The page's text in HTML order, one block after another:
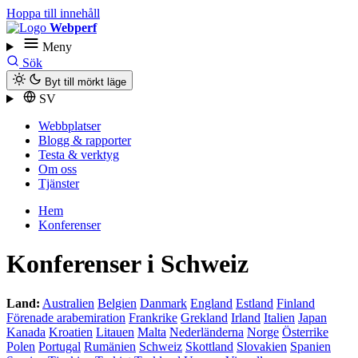
Hoppa till innehåll
Webperf
Meny
Sök
Byt till mörkt läge
SV
Webbplatser
Blogg & rapporter
Testa & verktyg
Om oss
Tjänster
Hem
Konferenser
Konferenser i Schweiz
Land: Australien Belgien Danmark England Estland Finland
Förenade arabemiration Frankrike Grekland Irland Italien Japan
Kanada Kroatien Litauen Malta Nederländerna Norge Österrike
Polen Portugal Rumänien Schweiz Skottland Slovakien Spanien